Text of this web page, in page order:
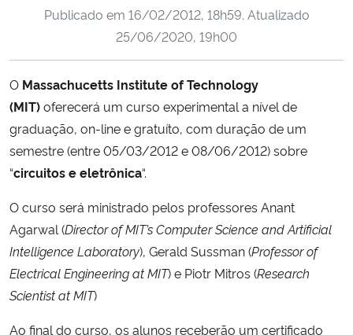
Ministério da Cidadania
Ministério da Ciência, Tecnologia, Inovações e Comunicações
Ministério do Meio Ambiente
Ministério do Desenvolvimento Regional
Controladoria-Geral da União
Publicado em 16/02/2012, 18h59. Atualizado
25/06/2020, 19h00
O Massachucetts Institute of Technology
(MIT)oferecerá um curso experimental a nível de
graduação, on-line e gratuíto, com duração de um
semestre (entre 05/03/2012 e 08/06/2012) sobre
“circuitos e eletrônica“.
O curso será ministrado pelos professores Anant
Agarwal (Director of MIT’s Computer Science and Artificial
Intelligence Laboratory), Gerald Sussman (Professor of
Electrical Engineering at MIT) e Piotr Mitros (Research
Scientist at MIT)
Ao final do curso, os alunos receberão um certificado